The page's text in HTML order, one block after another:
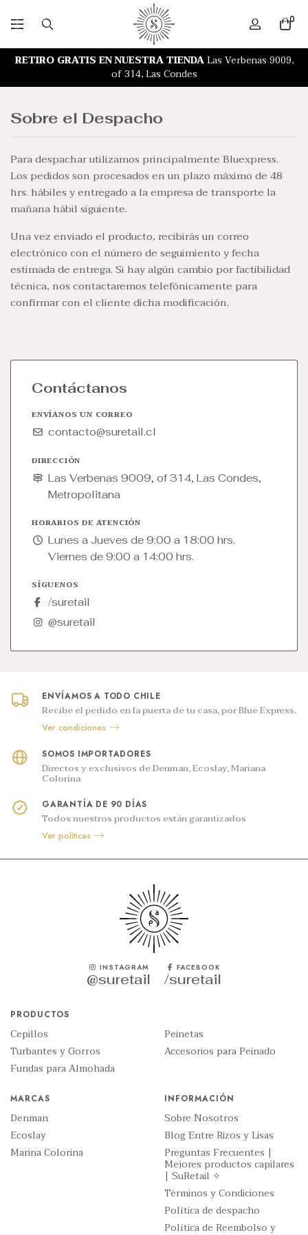
0
MERCADO LIBRE
FALABELLA
PARIS
RETIRO GRATIS EN NUESTRA TIENDALas Verbenas 9009,
of 314, Las Condes
Sobre el Despacho
Para despachar utilizamos principalmente Bluexpress.
Los pedidos son procesados en un plazo máximo de 48
hrs. hábiles y entregado a la empresa de transporte la
mañana hábil siguiente.
Una vez enviado el producto, recibirás un correo
electrónico con el número de seguimiento y fecha
estimada de entrega. Si hay algún cambio por factibilidad
técnica, nos contactaremos telefónicamente para
confirmar con el cliente dicha modificación.
Contáctanos
ENVÍANOS UN CORREO
contacto@suretail.cl
DIRECCIÓN
Las Verbenas 9009, of 314, Las Condes,
Metropolitana
HORARIOS DE ATENCIÓN
Lunes a Jueves de 9:00 a 18:00 hrs.
Viernes de 9:00 a 14:00 hrs.
SÍGUENOS
/suretail
@suretail
ENVÍAMOS A TODO CHILE
Recibe el pedido en la puerta de tu casa, por Blue Express.
Ver condiciones
SOMOS IMPORTADORES
Directos y exclusivos de Denman, Ecoslay, Mariana
Colorina
GARANTÍA DE 90 DÍAS
Todos nuestros productos están garantizados
Ver políticas
INSTAGRAM
@suretail
FACEBOOK
/suretail
PRODUCTOS
Cepillos
Turbantes y Gorros
Fundas para Almohada
Peinetas
Accesorios para Peinado
MARCAS
Denman
Ecoslay
Marina Colorina
INFORMACIÓN
Sobre Nosotros
Blog Entre Rizos y Lisas
Preguntas Frecuentes |
Mejores productos capilares
| SuRetail ✧
Términos y Condiciones
Política de despacho
Política de Reembolso y